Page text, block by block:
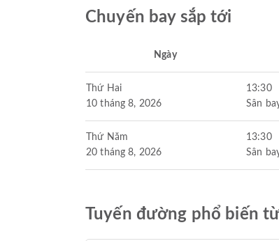
Chuyến bay sắp tới
Ngày
Thứ Hai
10 tháng 8, 2026
13:30
Sân
Thứ Năm
20 tháng 8, 2026
13:30
Sân
Tuyến đường phổ biến